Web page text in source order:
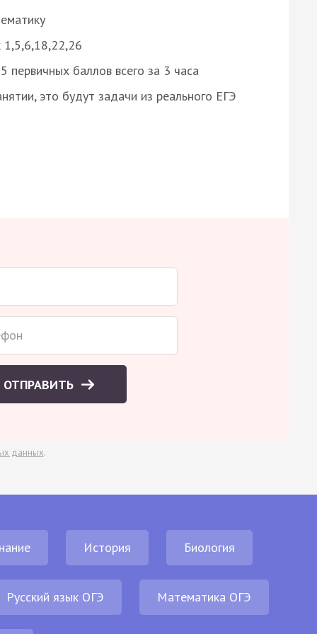
1,5,6,18,22,26
баллов всего за 3 часа
это будут задачи из реального ЕГЭ
ОТПРАВИТЬ
данных.
История Биология
Русский язык ОГЭ Математика ОГЭ